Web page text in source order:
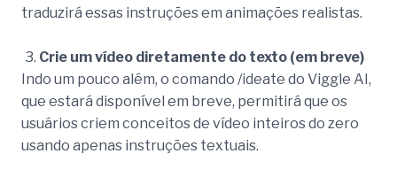
traduzirá essas instruções em animações realistas.
Crie um vídeo diretamente do texto (em breve)
Indo um pouco além, o comando /ideate do Viggle AI,
que estará disponível em breve, permitirá que os
usuários criem conceitos de vídeo inteiros do zero
usando apenas instruções textuais.